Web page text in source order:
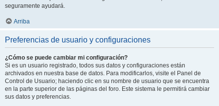
seguramente ayudará.
Arriba
Preferencias de usuario y configuraciones
¿Cómo se puede cambiar mi configuración?
Si es un usuario registrado, todos sus datos y configuraciones están
archivados en nuestra base de datos. Para modificarlos, visite el Panel de
Control de Usuario; haciendo clic en su nombre de usuario que se encuentra
en la parte superior de las páginas del foro. Este sistema le permitirá cambiar
sus datos y preferencias.